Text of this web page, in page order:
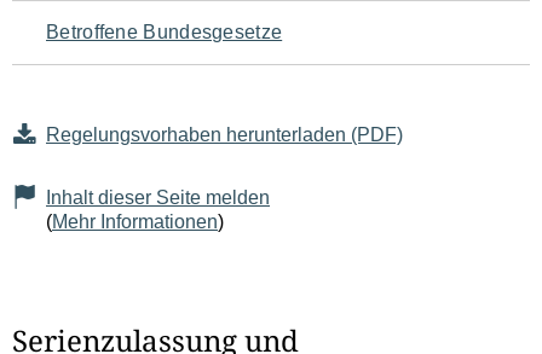
Seiteninhalt
Betroffene Bundesgesetze
Regelungsvorhaben herunterladen (PDF)
Inhalt dieser Seite melden
(Mehr Informationen)
Serienzulassung und